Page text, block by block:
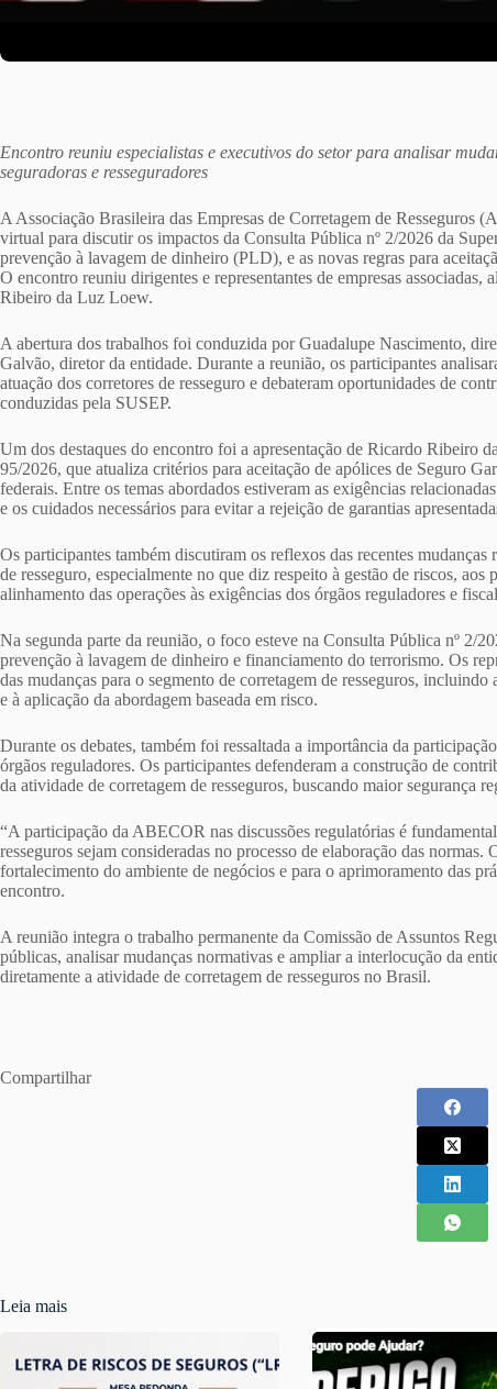
Encontro reuniu especialistas e executivos do setor para analisar
seguradoras e resseguradores
A Associação Brasileira das Empresas de Corretagem de
virtual para discutir os impactos da Consulta Pública nº 2/2026 da
prevenção à lavagem de dinheiro (PLD), e as novas regras para
O encontro reuniu dirigentes e representantes de empresas
Ribeiro da Luz Loew.
A abertura dos trabalhos foi conduzida por Guadalupe Nascimento,
Galvão, diretor da entidade. Durante a reunião, os participantes
atuação dos corretores de resseguro e debateram oportunidades de
conduzidas pela SUSEP.
Um dos destaques do encontro foi a apresentação de Ricardo
95/2026, que atualiza critérios para aceitação de apólices de Seguro
federais. Entre os temas abordados estiveram as exigências
e os cuidados necessários para evitar a rejeição de garantias
Os participantes também discutiram os reflexos das recentes mudanças
de resseguro, especialmente no que diz respeito à gestão de riscos,
alinhamento das operações às exigências dos órgãos reguladores e
Na segunda parte da reunião, o foco esteve na Consulta Pública nº 2/
prevenção à lavagem de dinheiro e financiamento do terrorismo. Os
das mudanças para o segmento de corretagem de resseguros,
e à aplicação da abordagem baseada em risco.
Durante os debates, também foi ressaltada a importância da
órgãos reguladores. Os participantes defenderam a construção de
da atividade de corretagem de resseguros, buscando maior segurança
“A participação da ABECOR nas discussões regulatórias é
resseguros sejam consideradas no processo de elaboração das
fortalecimento do ambiente de negócios e para o aprimoramento das
encontro.
A reunião integra o trabalho permanente da Comissão de Assuntos
públicas, analisar mudanças normativas e ampliar a interlocução da
diretamente a atividade de corretagem de resseguros no Brasil.
Compartilhar
Leia mais